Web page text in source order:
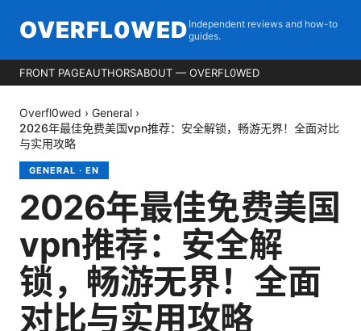
OVERFL0WED Independent reviews and how-to
guides.
FRONT PAGEAUTHORSABOUT — OVERFL0WED
Overfl0wed › General ›
2026年最佳免费美国vpn推荐：安全解锁，畅游无界！全面对比
与实用攻略
GENERAL · EN
2026年最佳免费美国
vpn推荐：安全解
锁，畅游无界！全面
对比与实用攻略